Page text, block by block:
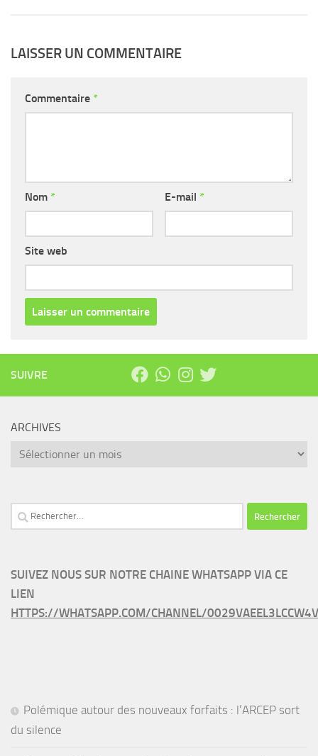
LAISSER UN COMMENTAIRE
Commentaire *
Nom * E-mail *
Site web
SUIVRE
ARCHIVES
Archives
Rechercher :
SUIVEZ NOUS SUR NOTRE CHAINE WHATSAPP VIA CE
LIEN
HTTPS://WHATSAPP.COM/CHANNEL/
Polémique autour des nouveaux forfaits : l’ARCEP sort
du silence